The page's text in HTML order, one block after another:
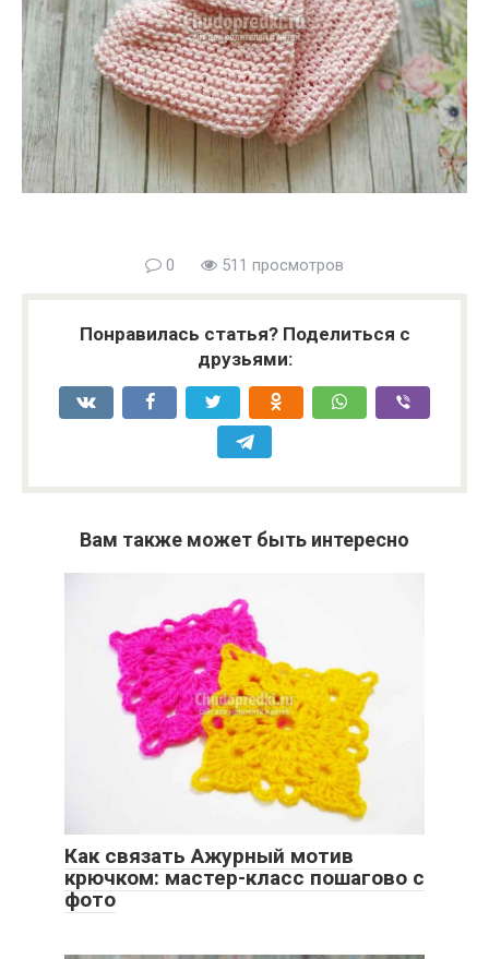
0 511 просмотров
Понравилась статья? Поделиться с
друзьями:
Вам также может быть интересно
Как связать Ажурный мотив
крючком: мастер-класс пошагово с
фото